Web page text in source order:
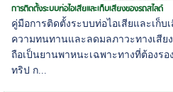
การติดตั้งระบบท่อไอเสียและเก็บเสียงของรถสไลด์
คู่มือการติดตั้งระบบท่อไอเสียและเก็บ
ความทนทานและลดมลภาวะทางเสีย
ถือเป็นยานพาหนะเฉพาะทางที่ต้องร
ทริป ก...